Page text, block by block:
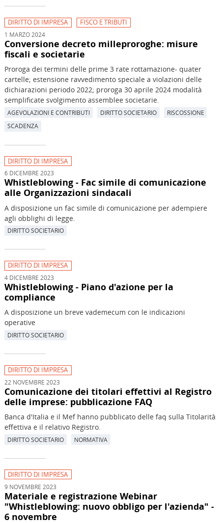
DIRITTO DI IMPRESA FISCO E TRIBUTI
1 MARZO 2024
Conversione decreto milleproroghe: misure
fiscali e societarie
Proroga dei termini delle prime 3 rate rottamazione- quater
cartelle; estensione ravvedimento speciale a violazioni delle
dichiarazioni periodo 2022; proroga 30 aprile 2024 modalità
semplificate svolgimento assemblee societarie.
AGEVOLAZIONI E CONTRIBUTI DIRITTO SOCIETARIO
RISCOSSIONE
SCADENZA
DIRITTO DI IMPRESA
6 DICEMBRE 2023
Whistleblowing - Fac simile di comunicazione
alle Organizzazioni sindacali
A disposizione un fac simile di comunicazione per adempiere
agli obblighi di legge.
DIRITTO SOCIETARIO
DIRITTO DI IMPRESA
4 DICEMBRE 2023
Whistleblowing - Piano d'azione per la
compliance
A disposizione un breve vademecum con le indicazioni
operative
DIRITTO SOCIETARIO
DIRITTO DI IMPRESA
22 NOVEMBRE 2023
Comunicazione dei titolari effettivi al Registro
delle imprese: pubblicazione FAQ
Banca d'Italia e il Mef hanno pubblicato delle faq sulla Titolarità
effettiva e il relativo Registro.
DIRITTO SOCIETARIO NORMATIVA
DIRITTO DI IMPRESA
9 NOVEMBRE 2023
Materiale e registrazione Webinar
"Whistleblowing: nuovo obbligo per l'azienda" -
6 novembre